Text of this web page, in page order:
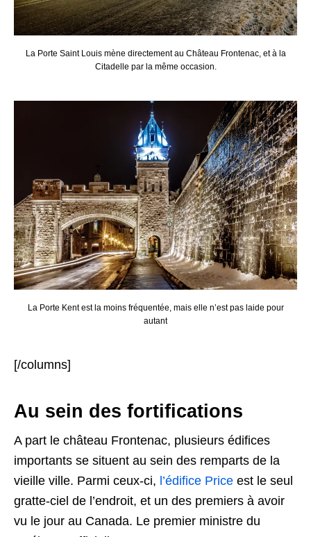
La Porte Saint Louis mène directement au Château Frontenac, et à la
Citadelle par la même occasion.
La Porte Kent est la moins fréquentée, mais elle n’est pas laide pour
autant
[/columns]
Au sein des fortifications
A part le château Frontenac, plusieurs édifices
importants se situent au sein des remparts de la
vieille ville. Parmi ceux-ci, l’édifice Price est le seul
gratte-ciel de l’endroit, et un des premiers à avoir
vu le jour au Canada. Le premier ministre du